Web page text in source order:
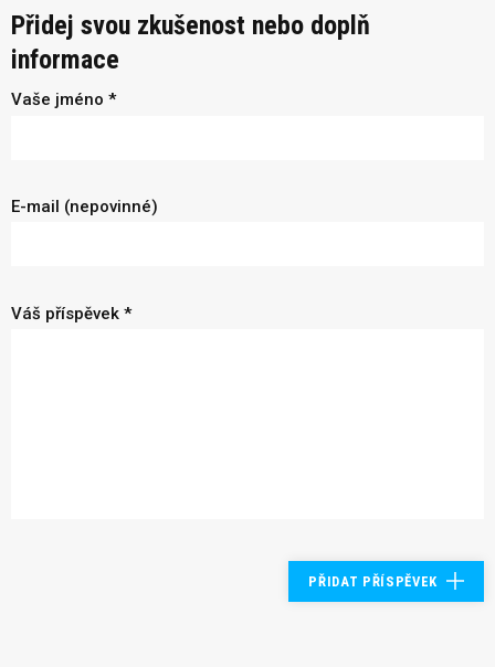
Přidej svou zkušenost nebo doplň
informace
Vaše jméno *
E-mail (nepovinné)
Váš příspěvek *
PŘIDAT PŘÍSPĚVEK